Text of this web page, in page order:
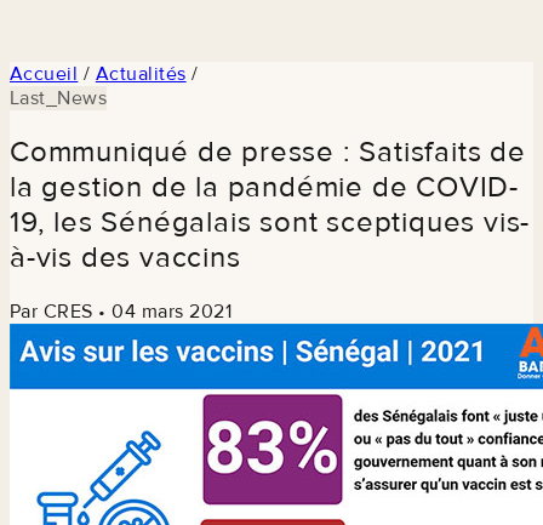
Accueil / Actualités /
Last_News
Communiqué de presse : Satisfaits de
la gestion de la pandémie de COVID-
19, les Sénégalais sont sceptiques vis-
à-vis des vaccins
Par CRES • 04 mars 2021